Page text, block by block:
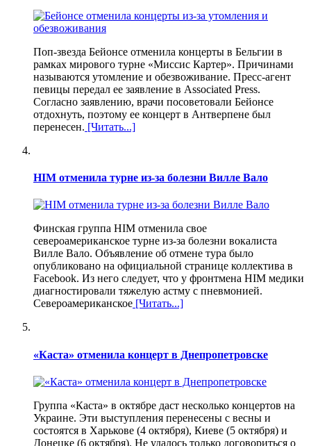
Поп-звезда Бейонсе отменила концерты в Бельгии в
рамках мирового турне «Миссис Картер». Причинами
называются утомление и обезвоживание. Пресс-агент
певицы передал ее заявление в Associated Press.
Согласно заявлению, врачи посоветовали Бейонсе
отдохнуть, поэтому ее концерт в Антверпене был
перенесен. [Читать...]
HIM отменила турне из-за болезни Вилле Вало
Финская группа HIM отменила свое
североамериканское турне из-за болезни вокалиста
Вилле Вало. Объявление об отмене тура было
опубликовано на официальной странице коллектива в
Facebook. Из него следует, что у фронтмена HIM медики
диагностировали тяжелую астму с пневмонией.
Североамериканское [Читать...]
«Каста» отменила концерт в Днепропетровске
Группа «Каста» в октябре даст несколько концертов на
Украине. Эти выступления перенесены с весны и
состоятся в Харькове (4 октября), Киеве (5 октября) и
Донецке (6 октября). Не удалось только договориться о